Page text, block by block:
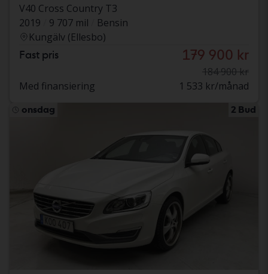
V40 Cross Country T3
2019
9 707 mil
Bensin
Kungälv (Ellesbo)
Fast pris 179 900 kr
184 900 kr
Med finansiering
1 533 kr/månad
onsdag 2 Bud